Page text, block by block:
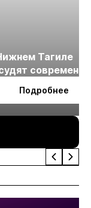
Тагиле
Подробнее